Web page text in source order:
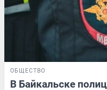
ОБЩЕСТВО
В Байкальске